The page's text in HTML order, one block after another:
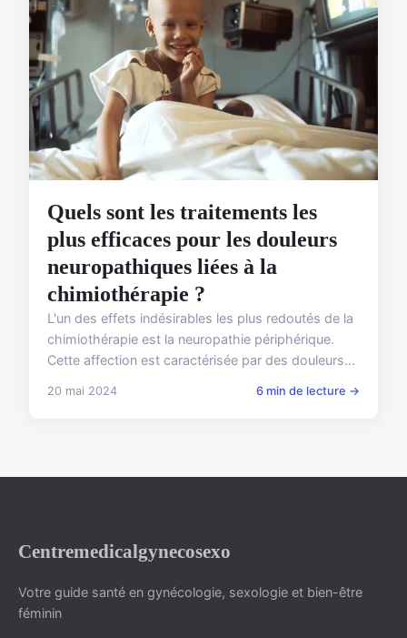
Quels sont les traitements les
plus efficaces pour les douleurs
neuropathiques liées à la
chimiothérapie ?
L'un des effets indésirables les plus redoutés de la
chimiothérapie est la neuropathie périphérique.
Cette affection est caractérisée par des douleurs...
20 mai 2024 6 min de lecture →
Centremedicalgynecosexo
Votre guide santé en gynécologie, sexologie et bien-être
féminin